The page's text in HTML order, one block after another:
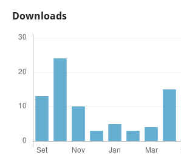
Downloads